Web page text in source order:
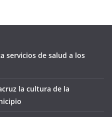
servicios de salud a los
la cultura de la